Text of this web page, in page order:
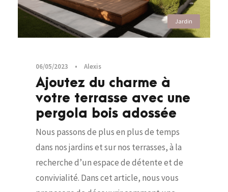
Jardin
06/05/2023 • Alexis
Ajoutez du charme à
votre terrasse avec une
pergola bois adossée
Nous passons de plus en plus de temps
dans nos jardins et sur nos terrasses, à la
recherche d’un espace de détente et de
convivialité. Dans cet article, nous vous